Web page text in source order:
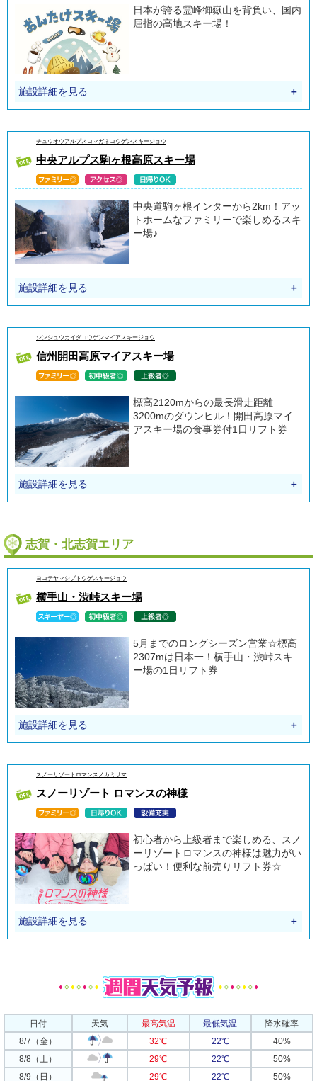
日本が誇る霊峰御嶽山を背負い、国内
屈指の高地スキー場！
施設詳細を見る ＋
チュウオウアルプスコマガネコウゲンスキージョウ
中央アルプス駒ヶ根高原スキー場
中央道駒ヶ根インターから2km！アッ
トホームなファミリーで楽しめるスキ
ー場♪
施設詳細を見る ＋
シンシュウカイダコウゲンマイアスキージョウ
信州開田高原マイアスキー場
標高2120mからの最長滑走距離
3200mのダウンヒル！開田高原マイ
アスキー場の食事券付1日リフト券
施設詳細を見る ＋
志賀・北志賀エリア
ヨコテヤマシブトウゲスキージョウ
横手山・渋峠スキー場
5月までのロングシーズン営業☆標高
2307mは日本一！横手山・渋峠スキ
ー場の1日リフト券
施設詳細を見る ＋
スノーリゾートロマンスノカミサマ
スノーリゾート ロマンスの神様
初心者から上級者まで楽しめる、スノ
ーリゾートロマンスの神様は魅力がい
っぱい！便利な前売りリフト券☆
施設詳細を見る ＋
日付 天気 最高気温 最低気温
降水確率
8/7（金）
32℃ 22℃
40%
8/8（土）
29℃ 22℃
50%
8/9（日）
29℃ 22℃ 50%